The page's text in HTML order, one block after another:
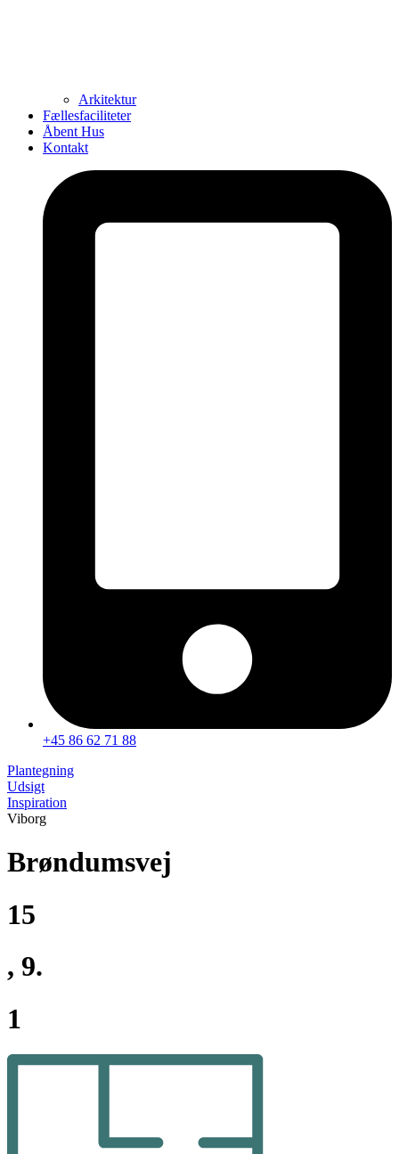
Arkitektur
Fællesfaciliteter
Åbent Hus
Kontakt
+45 86 62 71 88
Plantegning
Udsigt
Inspiration
Viborg
Brøndumsvej
15
, 9.
1